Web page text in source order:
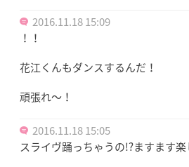
2016.11.18 15:09
！！
花江くんもダンスするんだ！
頑張れ〜！
2016.11.18 15:05
スライヴ踊っちゃうの!?ますます